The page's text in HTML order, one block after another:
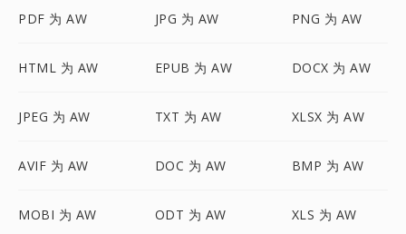
PDF 为 AW JPG 为 AW PNG 为 AW
HTML 为 AW EPUB 为 AW DOCX 为 AW
JPEG 为 AW TXT 为 AW XLSX 为 AW
AVIF 为 AW DOC 为 AW BMP 为 AW
MOBI 为 AW ODT 为 AW XLS 为 AW